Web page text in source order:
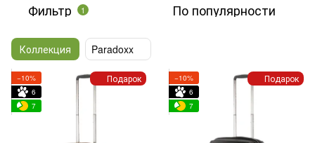
Фильтр 1 По популярности
Коллекция Paradoxx
Подарок
−10%
6
7
Подарок
−10%
6
7